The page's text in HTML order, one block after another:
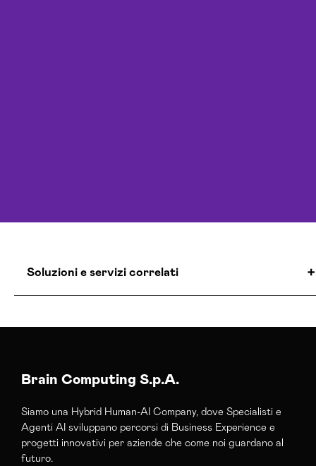
Soluzioni e servizi correlati
Campidano
Agenzia Social Media Marketing Medio
Campidano
Agenzia Web Marketing Medio Campidano
Brain Computing S.p.A.
Siamo una Hybrid Human-AI Company, dove Specialisti e
Agenti AI sviluppano percorsi di Business Experience e
progetti innovativi per aziende che come noi guardano al
futuro.